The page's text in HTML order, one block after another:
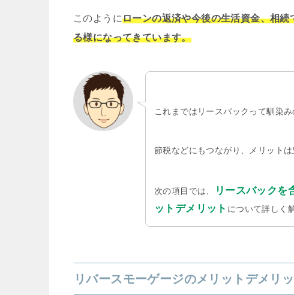
このようにローンの返済や今後の生活資金、相
る様になってきています。
これまではリースバックって馴染
節税などにもつながり、メリットは
次の項目では、
リースバックを
ットデメリット について詳しく
リバースモーゲージのメリットデメリッ